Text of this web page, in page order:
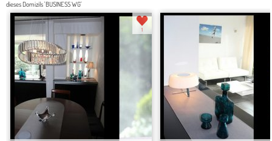
dieses Domizils 'BUSINESS WG'
1